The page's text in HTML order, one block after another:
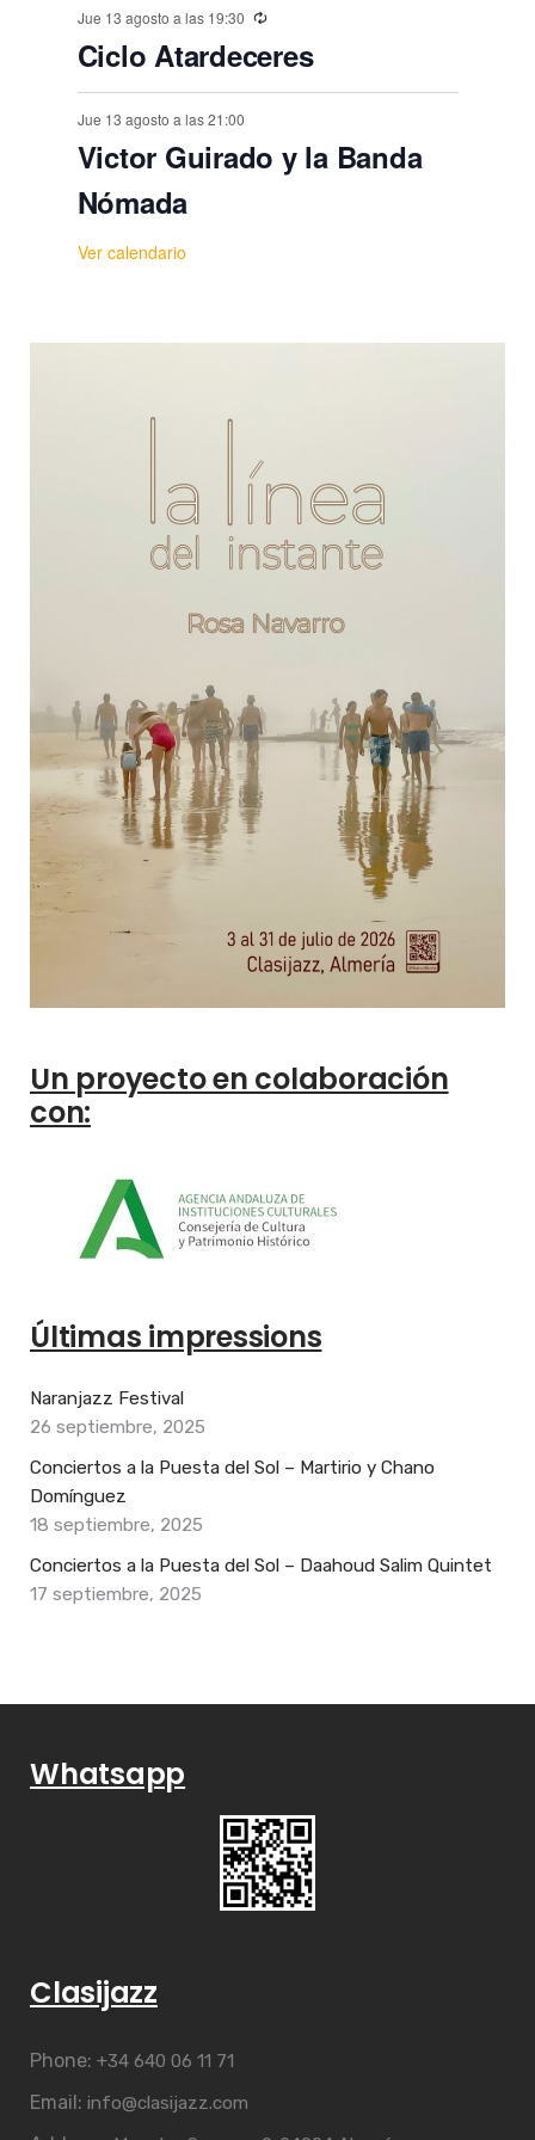
Jue 13 agosto a las 19:30
Ciclo Atardeceres
Jue 13 agosto a las 21:00
Victor Guirado y la Banda
Nómada
Ver calendario
Un proyecto en colaboración
con:
Últimas impressions
Naranjazz Festival
26 septiembre, 2025
Conciertos a la Puesta del Sol – Martirio y Chano
Domínguez
18 septiembre, 2025
Conciertos a la Puesta del Sol – Daahoud Salim Quintet
17 septiembre, 2025
Whatsapp
Clasijazz
Phone: +34 640 06 11 71
Email: info@clasijazz.com